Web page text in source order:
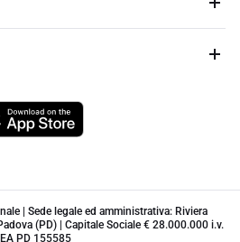
| Sede legale ed amministrativa: Riviera
(PD) | Capitale Sociale € 28.000.000 i.v.
PD 155585